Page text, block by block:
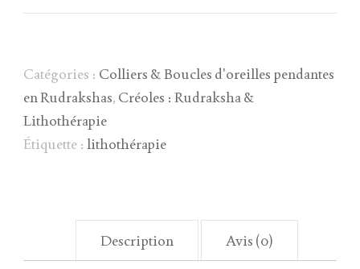
Catégories : Colliers & Boucles d'oreilles pendantes
en Rudrakshas, Créoles : Rudraksha &
Lithothérapie
Étiquette : lithothérapie
Description Avis (0)